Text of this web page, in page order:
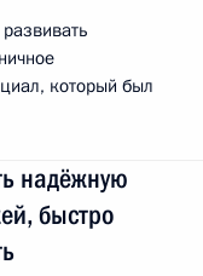
который был
надёжную
быстро